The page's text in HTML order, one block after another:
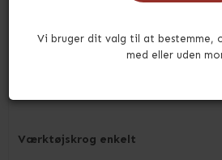
Vi bruger dit valg til at bestemme,
med eller uden
Værktøjskrog enkelt